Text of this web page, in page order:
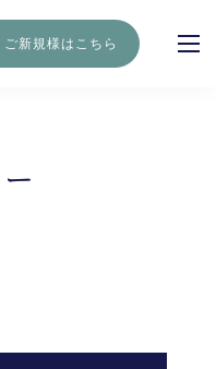
ご新規様はこちら
ー